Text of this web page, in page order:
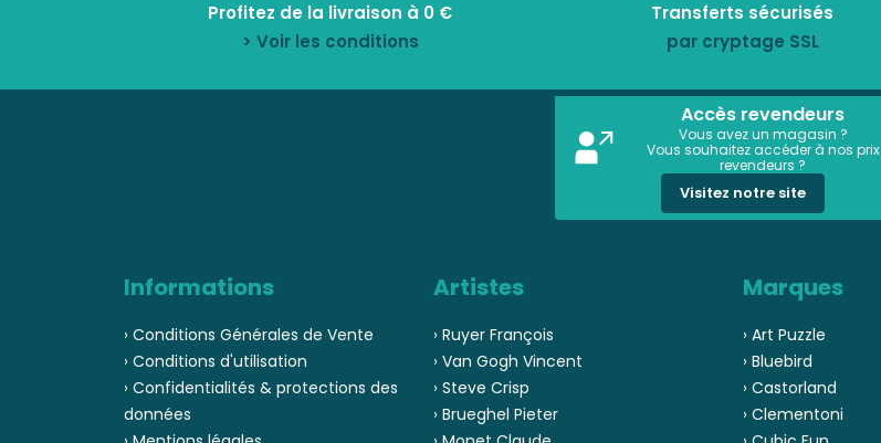
Profitez de la livraison à 0 €
> Voir les conditions
Transferts sécurisés
par cryptage SSL
Accès revendeurs
Vous avez un magasin ?
Vous souhaitez accéder à nos prix
revendeurs ?
Visitez notre site
Informations
› Conditions Générales de Vente
› Conditions d'utilisation
› Confidentialités & protections des
données
Artistes
› Ruyer François
› Van Gogh Vincent
› Steve Crisp
› Brueghel Pieter
Marques
› Art Puzzle
› Bluebird
› Castorland
› Clementoni